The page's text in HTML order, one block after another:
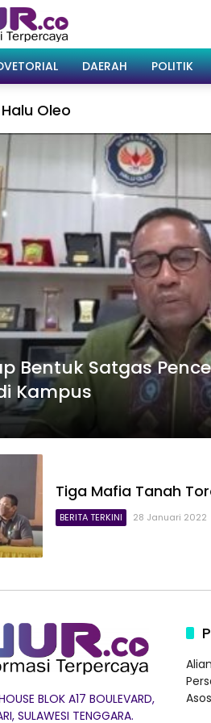
DAERAH POLITIK
Oleo
Bentuk Satgas
Kampus
Tiga Mafia Tanah
BERITA TERKINI 28 Januari 2022
BLOK A17 BOULEVARD,
SULAWESI TENGGARA.